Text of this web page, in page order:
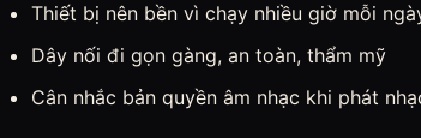
Thiết bị nên bền vì chạy nhiều giờ mỗi
Dây nối đi gọn gàng, an toàn, thẩm mỹ
Cân nhắc bản quyền âm nhạc khi phát